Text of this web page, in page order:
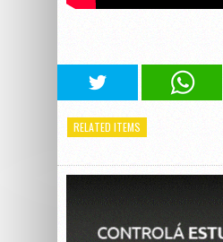
RELATED ITEMS